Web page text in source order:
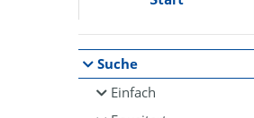
Suche
Einfach